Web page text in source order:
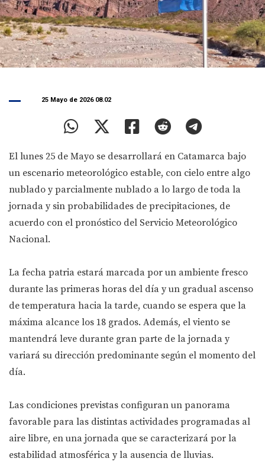
25 Mayo de 2026 08.02
El lunes 25 de Mayo se desarrollará en Catamarca bajo
un escenario meteorológico estable, con cielo entre algo
nublado y parcialmente nublado a lo largo de toda la
jornada y sin probabilidades de precipitaciones, de
acuerdo con el pronóstico del Servicio Meteorológico
Nacional.
La fecha patria estará marcada por un ambiente fresco
durante las primeras horas del día y un gradual ascenso
de temperatura hacia la tarde, cuando se espera que la
máxima alcance los 18 grados. Además, el viento se
mantendrá leve durante gran parte de la jornada y
variará su dirección predominante según el momento del
día.
Las condiciones previstas configuran un panorama
favorable para las distintas actividades programadas al
aire libre, en una jornada que se caracterizará por la
estabilidad atmosférica y la ausencia de lluvias.